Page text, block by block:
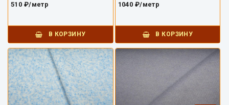
510 ₽/метр
В КОРЗИНУ
1040 ₽/метр
В КОРЗИНУ